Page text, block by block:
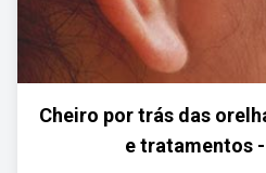
Cheiro por trás das
e tratamentos